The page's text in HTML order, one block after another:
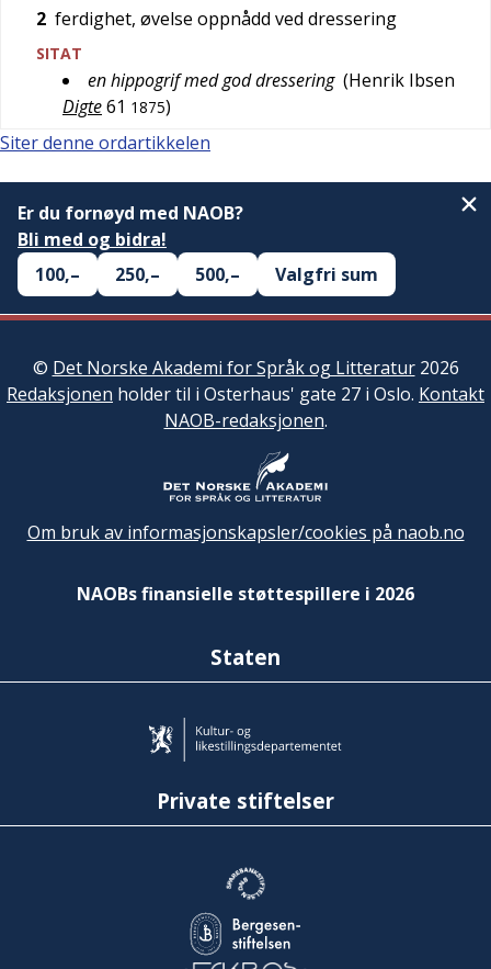
2 ferdighet, øvelse oppnådd ved dressering
SITAT
en hippogrif med god dressering (Henrik Ibsen
Digte61 1875)
Siter denne ordartikkelen
Er du fornøyd med NAOB?
Bli med og bidra!
100,–
250,– 500,– Valgfri sum
© Det Norske Akademi for Språk og Litteratur2026
Redaksjonen holder til i Osterhaus' gate 27 i Oslo. Kontakt
NAOB-redaksjonen.
Om bruk av informasjonskapsler/cookies på naob.no
NAOBs finansielle støttespillere i 2026
Staten
Private stiftelser